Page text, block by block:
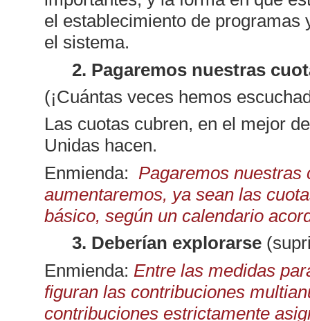
el establecimiento de
el sistema.
2. Pagaremos nuestras
(¡Cuántas veces hemos
Las cuotas cubren, en el mejor
Unidas hacen.
Enmienda: Pagaremos
aumentaremos, ya sean las
básico, según un calendario
3. Deberían explorarse
Enmienda: Entre las medidas
figuran las contribuciones
contribuciones estrictamente